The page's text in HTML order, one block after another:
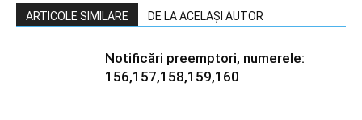
ARTICOLE SIMILARE DE LA ACELAȘI AUTOR
Notificări preemptori, numerele:
156,157,158,159,160